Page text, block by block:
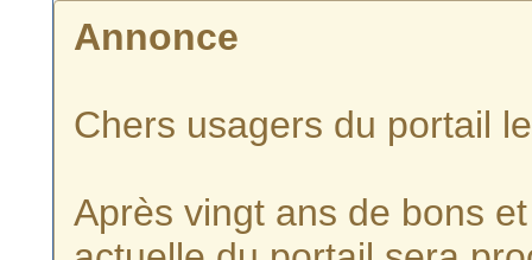
Annonce
Chers usagers du portail
Après vingt ans de bons